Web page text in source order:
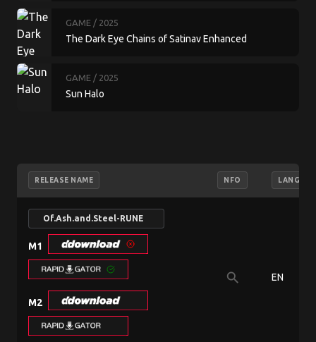
GAME / 2025
The Dark Eye Chains of Satinav Enhanced
GAME / 2025
Sun Halo
RELEASE NAME NFO
Of.Ash.and.Steel-RUNE
M1
M2
search EN